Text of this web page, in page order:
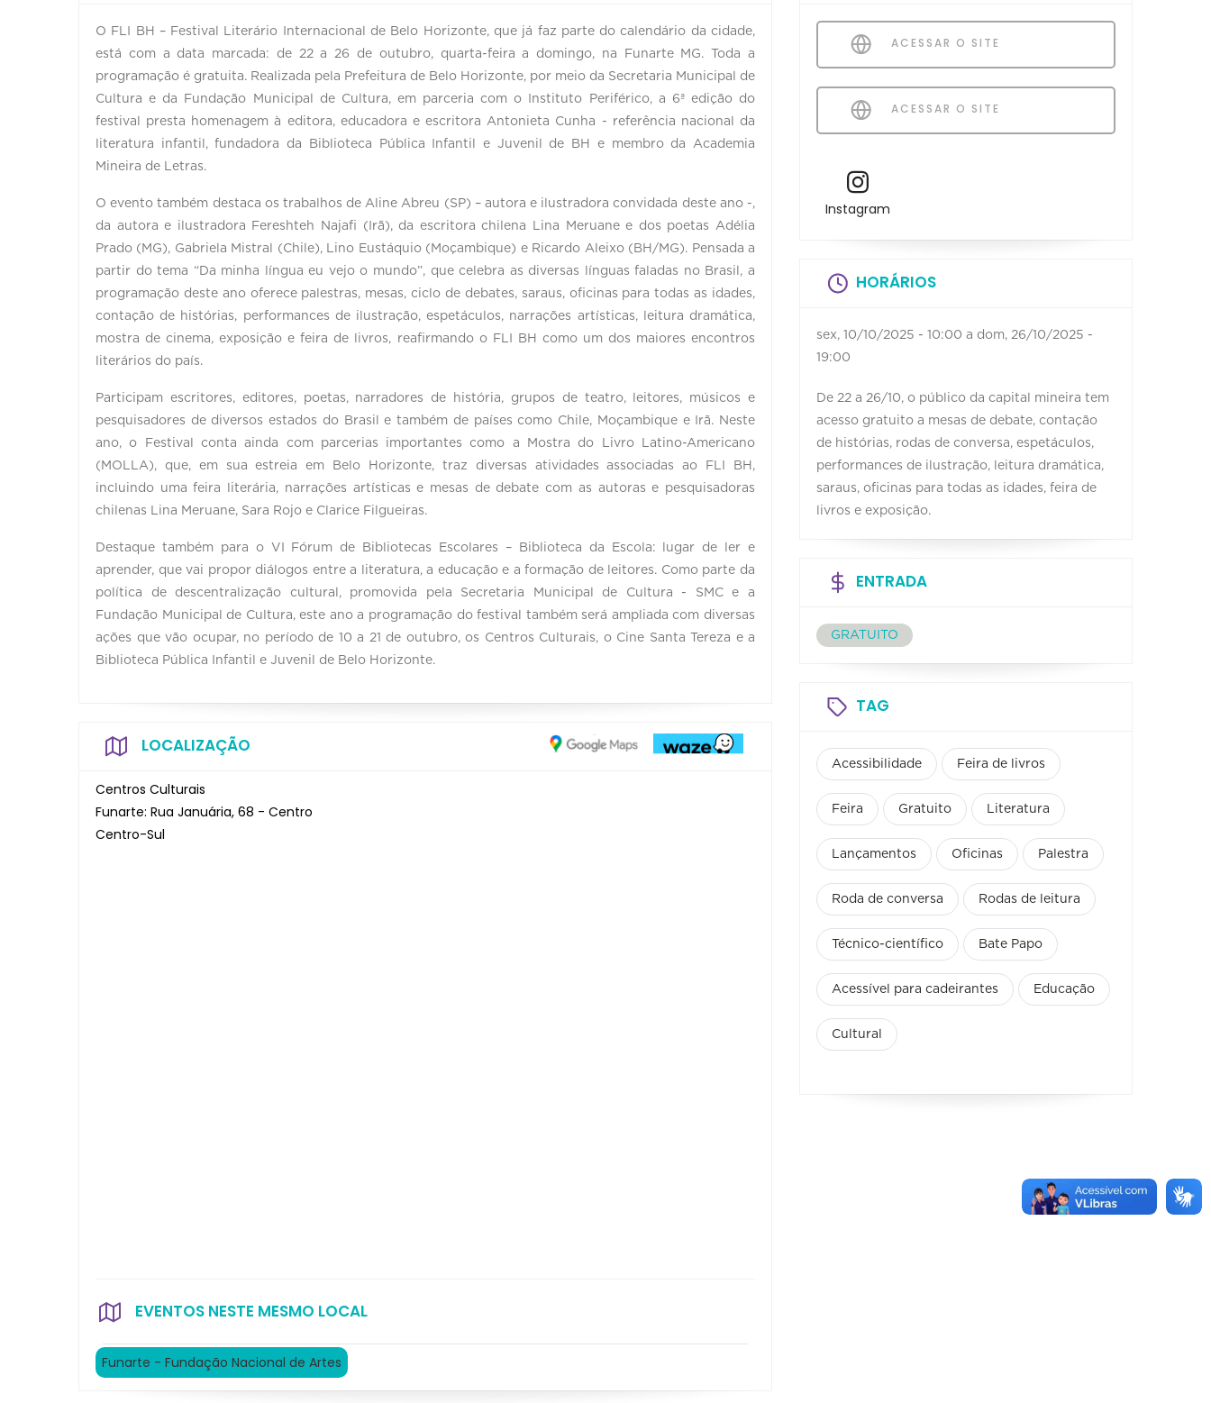
O FLI BH – Festival Literário Internacional de Belo Horizonte, que já faz parte do calendário da cidade,
está com a data marcada: de 22 a 26 de outubro, quarta-feira a domingo, na Funarte MG. Toda a
programação é gratuita. Realizada pela Prefeitura de Belo Horizonte, por meio da Secretaria Municipal de
Cultura e da Fundação Municipal de Cultura, em parceria com o Instituto Periférico, a 6ª edição do
festival presta homenagem à editora, educadora e escritora Antonieta Cunha - referência nacional da
literatura infantil, fundadora da Biblioteca Pública Infantil e Juvenil de BH e membro da Academia
Mineira de Letras.
O evento também destaca os trabalhos de Aline Abreu (SP) – autora e ilustradora convidada deste ano -,
da autora e ilustradora Fereshteh Najafi (Irã), da escritora chilena Lina Meruane e dos poetas Adélia
Prado (MG), Gabriela Mistral (Chile), Lino Eustáquio (Moçambique) e Ricardo Aleixo (BH/MG). Pensada a
partir do tema “Da minha língua eu vejo o mundo”, que celebra as diversas línguas faladas no Brasil, a
programação deste ano oferece palestras, mesas, ciclo de debates, saraus, oficinas para todas as idades,
contação de histórias, performances de ilustração, espetáculos, narrações artísticas, leitura dramática,
mostra de cinema, exposição e feira de livros, reafirmando o FLI BH como um dos maiores encontros
literários do país.
Participam escritores, editores, poetas, narradores de história, grupos de teatro, leitores, músicos e
pesquisadores de diversos estados do Brasil e também de países como Chile, Moçambique e Irã. Neste
ano, o Festival conta ainda com parcerias importantes como a Mostra do Livro Latino-Americano
(MOLLA), que, em sua estreia em Belo Horizonte, traz diversas atividades associadas ao FLI BH,
incluindo uma feira literária, narrações artísticas e mesas de debate com as autoras e pesquisadoras
chilenas Lina Meruane, Sara Rojo e Clarice Filgueiras.
Destaque também para o VI Fórum de Bibliotecas Escolares – Biblioteca da Escola: lugar de ler e
aprender, que vai propor diálogos entre a literatura, a educação e a formação de leitores. Como parte da
política de descentralização cultural, promovida pela Secretaria Municipal de Cultura - SMC e a
Fundação Municipal de Cultura, este ano a programação do festival também será ampliada com diversas
ações que vão ocupar, no período de 10 a 21 de outubro, os Centros Culturais, o Cine Santa Tereza e a
Biblioteca Pública Infantil e Juvenil de Belo Horizonte.
LOCALIZAÇÃO
Centros Culturais
Funarte: Rua Januária, 68 - Centro
Centro-Sul
EVENTOS NESTE MESMO LOCAL
Funarte - Fundação Nacional de Artes
ACESSAR O SITE
ACESSAR O SITE
Instagram
HORÁRIOS
sex, 10/10/2025 - 10:00 a dom, 26/10/2025 -
19:00
De 22 a 26/10, o público da capital mineira tem
acesso gratuito a mesas de debate, contação
de histórias, rodas de conversa, espetáculos,
performances de ilustração, leitura dramática,
saraus, oficinas para todas as idades, feira de
livros e exposição.
ENTRADA
GRATUITO
TAG
Acessibilidade Feira de livros
Feira Gratuito Literatura
Lançamentos Oficinas Palestra
Roda de conversa Rodas de leitura
Técnico-científico Bate Papo
Acessível para cadeirantes Educação
Cultural